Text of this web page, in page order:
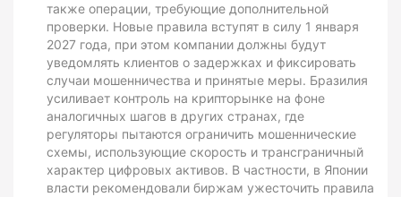
также операции, требующие дополнительной
проверки. Новые правила вступят в силу 1 января
2027 года, при этом компании должны будут
уведомлять клиентов о задержках и фиксировать
случаи мошенничества и принятые меры. Бразилия
усиливает контроль на крипторынке на фоне
аналогичных шагов в других странах, где
регуляторы пытаются ограничить мошеннические
схемы, использующие скорость и трансграничный
характер цифровых активов. В частности, в Японии
власти рекомендовали биржам ужесточить правила